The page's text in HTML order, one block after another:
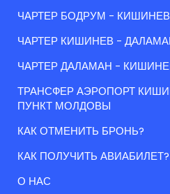
ЧАРТЕР БОДРУМ - КИШИНЕВ
ЧАРТЕР КИШИНЕВ -
ЧАРТЕР ДАЛАМАН -
ТРАНСФЕР АЭРОПОРТ
ПУНКТ МОЛДОВЫ
КАК ОТМЕНИТЬ БРОНЬ?
КАК ПОЛУЧИТЬ АВИАБИЛЕТ?
О НАС